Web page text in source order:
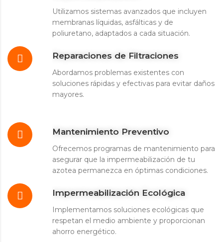
Utilizamos sistemas avanzados que incluyen
membranas líquidas, asfálticas y de
poliuretano, adaptados a cada situación.
Reparaciones de Filtraciones
Abordamos problemas existentes con
soluciones rápidas y efectivas para evitar daños
mayores.
Mantenimiento Preventivo
Ofrecemos programas de mantenimiento para
asegurar que la impermeabilización de tu
azotea permanezca en óptimas condiciones.
Impermeabilización Ecológica
Implementamos soluciones ecológicas que
respetan el medio ambiente y proporcionan
ahorro energético.